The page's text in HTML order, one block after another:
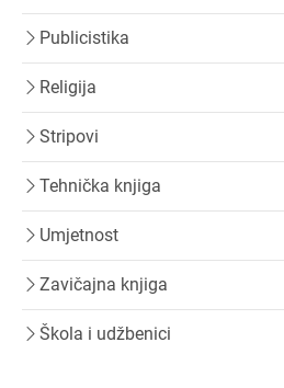
Publicistika
Religija
Stripovi
Tehnička knjiga
Umjetnost
Zavičajna knjiga
Škola i udžbenici